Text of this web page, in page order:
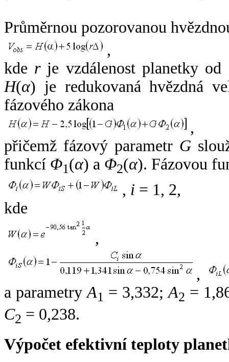
Průměrnou pozorovanou
,
kde rje vzdálenost planetky od
H(α) je redukovaná hvězdná
fázového zákona
,
přičemž fázový parametr G
funkcí Φ1(α) a Φ2(α). Fázovou
, i = 1, 2,
kde
,
,
a parametryA1 = 3,332;A2 =
C2 = 0,238.
Výpočet efektivní teploty